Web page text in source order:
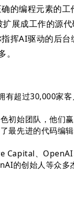
的编程元素的
展成工作的源
挥AI驱动的后
有超过30,000家
初始团队，他们
最先进的代码编
Capital、
的创始人等众多